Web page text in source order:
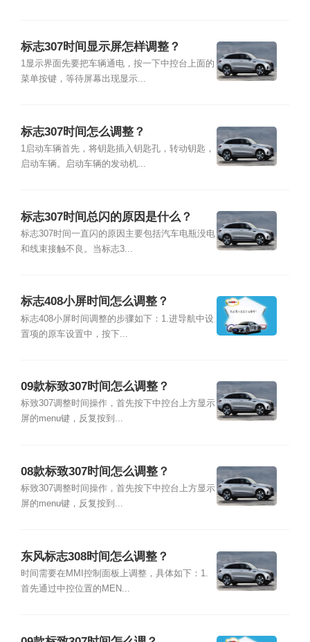
标志307时间显示屏怎样调整？
1显示界面先要把车辆通电，按一下中控台上面的
菜单按键，等待屏幕出现显示...
标志307时间怎么调整？
1启动车辆首先，将钥匙插入钥匙孔，转动钥匙，
启动车辆。启动车辆的发动机...
标志307时间总闪的原因是什么？
标志307时间一直闪的原因主要包括汽车电瓶没电
和线束接触不良。当标志3...
标志408小屏时间怎么调整？
标志408小屏时间调整的步骤如下：1.进导航中设
置项的原车设置中，按下...
09款标致307时间怎么调整？
标致307调整时间操作，首先按下中控台上方显示
屏的menu键，反复按到...
08款标致307时间怎么调整？
标致307调整时间操作，首先按下中控台上方显示
屏的menu键，反复按到...
东风标志308时间怎么调整？
时间需要在MMI控制面板上调整，具体如下：1.
首先通过中控位置的MEN...